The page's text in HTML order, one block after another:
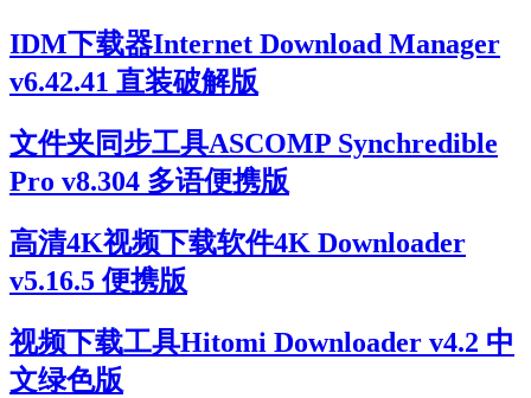
IDM下载器Internet Download Manager
v6.42.41 直装破解版
文件夹同步工具ASCOMP Synchredible
Pro v8.304 多语便携版
高清4K视频下载软件4K Downloader
v5.16.5 便携版
视频下载工具Hitomi Downloader v4.2 中
文绿色版